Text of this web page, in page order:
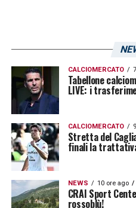
CALCIOMERCATO
Tabellone
LIVE: i
CALCIOMERCATO
Stretta del
finali la
NEWS 10 ore ago
CRAI Sport
rossoblù!